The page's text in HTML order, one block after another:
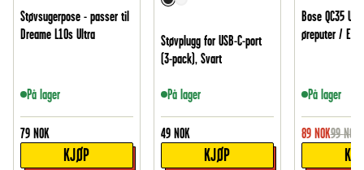
Støvsugerpose - passer til
Dreame L10s Ultra
På lager
79 NOK
KJØP
Støvplugg for USB-C-port
(3-pack), Svart
På lager
49 NOK
KJØP
Bose QC35
øreputer /
På lager
89 NOK99 NOK